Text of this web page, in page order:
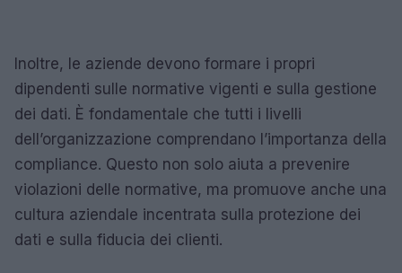
Inoltre, le aziende devono formare i propri
dipendenti sulle normative vigenti e sulla gestione
dei dati. È fondamentale che tutti i livelli
dell’organizzazione comprendano l’importanza della
compliance. Questo non solo aiuta a prevenire
violazioni delle normative, ma promuove anche una
cultura aziendale incentrata sulla protezione dei
dati e sulla fiducia dei clienti.